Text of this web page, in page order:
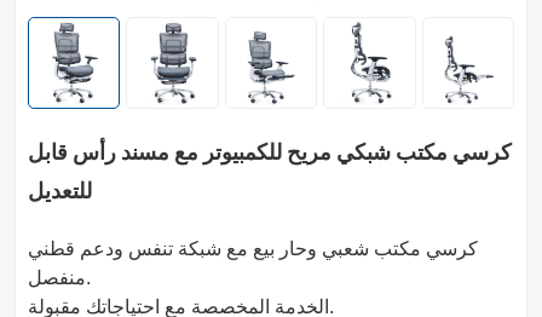
كرسي مكتب شبكي مريح للكمبيوتر مع مسند رأس قابل
للتعديل
كرسي مكتب شعبي وحار بيع مع شبكة تنفس ودعم قطني
منفصل.
الخدمة المخصصة مع احتياجاتك مقبولة.